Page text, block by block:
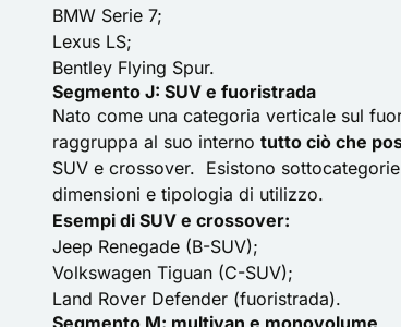
BMW Serie 7;
Lexus LS;
Bentley Flying Spur.
Segmento J: SUV e fuoristrada
Nato come una categoria verticale sul
raggruppa al suo interno tutto ciò che
SUV e crossover. Esistono
dimensioni e tipologia di utilizzo.
Esempi di SUV e crossover:
Jeep Renegade (B-SUV);
Volkswagen Tiguan (C-SUV);
Land Rover Defender (fuoristrada).
Segmento M: multivan e monovolume